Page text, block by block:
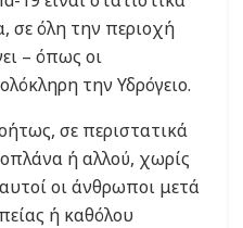
σε όλη την περιοχή
– όπως οι
την Υδρόγειο.
σε περιστατικά
ή αλλού, χωρίς
οι άνθρωποι μετά
ή καθόλου